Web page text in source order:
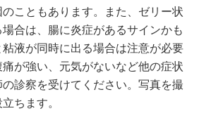
こともあります。また、ゼリー状
合は、腸に炎症があるサインかも
液が同時に出る場合は注意が必要
が強い、元気がないなど他の症状
診察を受けてください。写真を撮
ちます。